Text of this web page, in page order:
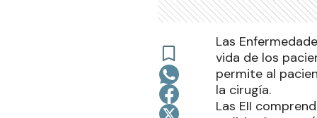
Las
vida de los
permite al
la cirugía.
Las EII